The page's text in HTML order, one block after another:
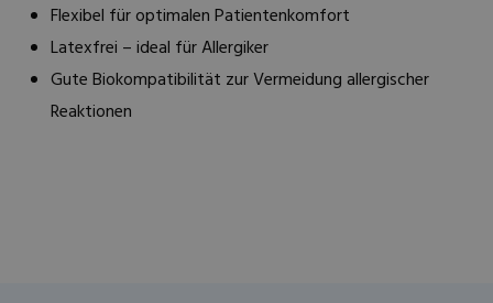
Flexibel für optimalen Patientenkomfort
Latexfrei – ideal für Allergiker
Gute Biokompatibilität zur Vermeidung allergischer
Reaktionen